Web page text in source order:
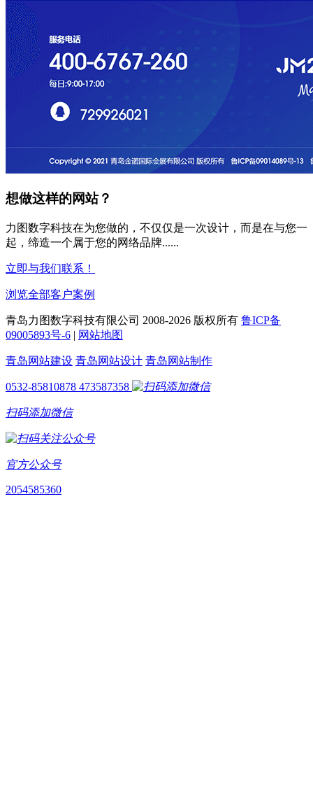
想做这样的网站？
力图数字科技在为您做的，不仅仅是一次设计，而是在与您一
起，缔造一个属于您的网络品牌......
立即与我们联系！
浏览全部客户案例
青岛力图数字科技有限公司 2008-2026 版权所有 鲁ICP备
09005893号-6 | 网站地图
青岛网站建设 青岛网站设计 青岛网站制作
0532-85810878 473587358
扫码添加微信
官方公众号
2054585360